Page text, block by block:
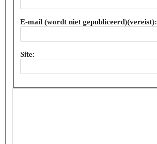
E-mail (wordt niet gepubliceerd)(vereist):
Site: